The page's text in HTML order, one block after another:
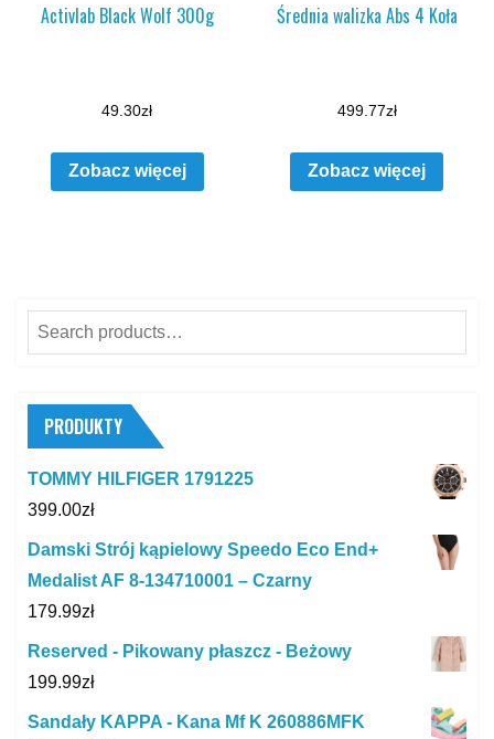
Activlab Black Wolf 300g
49.30zł
Zobacz więcej
Średnia walizka Abs 4 Koła
499.77zł
Zobacz więcej
Search
for:
PRODUKTY
TOMMY HILFIGER 1791225
399.00zł
Damski Strój kąpielowy Speedo Eco End+
Medalist AF 8-134710001 – Czarny
179.99zł
Reserved - Pikowany płaszcz - Beżowy
199.99zł
Sandały KAPPA - Kana Mf K 260886MFK